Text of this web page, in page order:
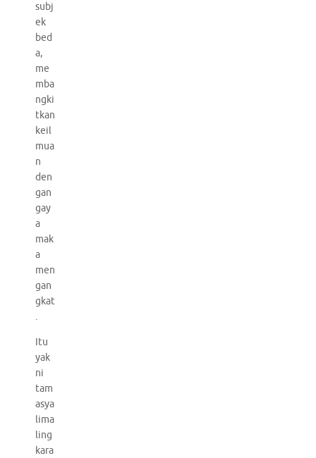
subj
ek
bed
a,
me
mba
ngki
tkan
keil
mua
n
den
gan
gay
a
mak
a
men
gan
gkat
.
Itu
yak
ni
tam
asya
lima
ling
kara